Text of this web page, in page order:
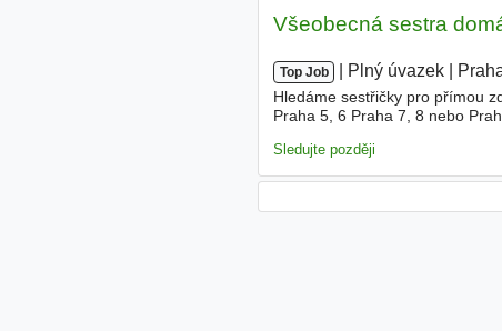
Všeobecná sestra
Top Job Plný úvazek
Hledáme sestřičky pro přímou
Praha 5, 6 Praha 7, 8 nebo
Sledujte později